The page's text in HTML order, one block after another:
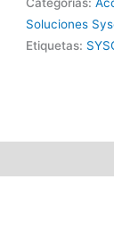
Categorías:
Soluciones
Etiquetas: